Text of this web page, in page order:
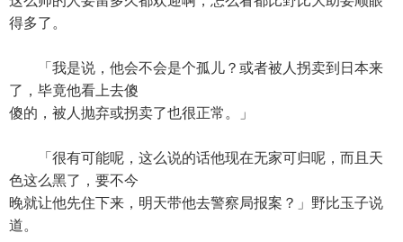
得多了。
「我是说，他会不会是个孤儿？或者被人拐卖到日本来
了，毕竟他看上去傻
傻的，被人抛弃或拐卖了也很正常。」
「很有可能呢，这么说的话他现在无家可归呢，而且天
色这么黑了，要不今
晚就让他先住下来，明天带他去警察局报案？」野比玉子说
道。